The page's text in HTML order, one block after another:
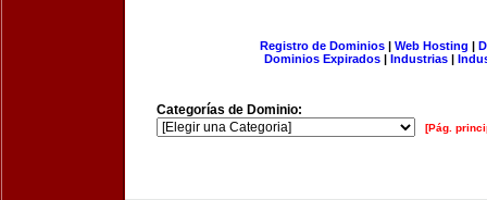
Registro de Dominios| Web Hosting |
Dominios Expirados | Industrias |
Categorías de Dominio:
[Pág.